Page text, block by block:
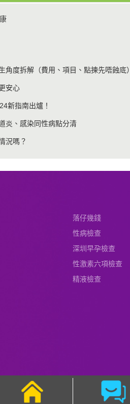
度拆解（費用、項目、點揀先唔蝕底）
安心
新指南出爐！
炎、感染同性病點分清
況嗎？
落仔幾錢
性病檢查
深圳早孕檢查
性激素六項檢查
精液檢查